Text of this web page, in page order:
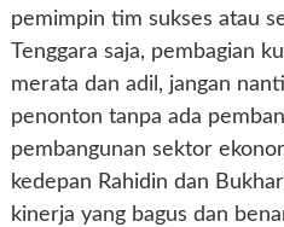
pemimpin tim sukses atau
Tenggara saja, pembagian
merata dan adil, jangan
penonton tanpa ada
pembangunan sektor
kedepan Rahidin dan
kinerja yang bagus dan